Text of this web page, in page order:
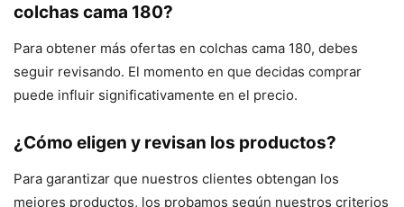
colchas cama 180?
Para obtener más ofertas en colchas cama 180, debes
seguir revisando. El momento en que decidas comprar
puede influir significativamente en el precio.
¿Cómo eligen y revisan los productos?
Para garantizar que nuestros clientes obtengan los
mejores productos, los probamos según nuestros criterios